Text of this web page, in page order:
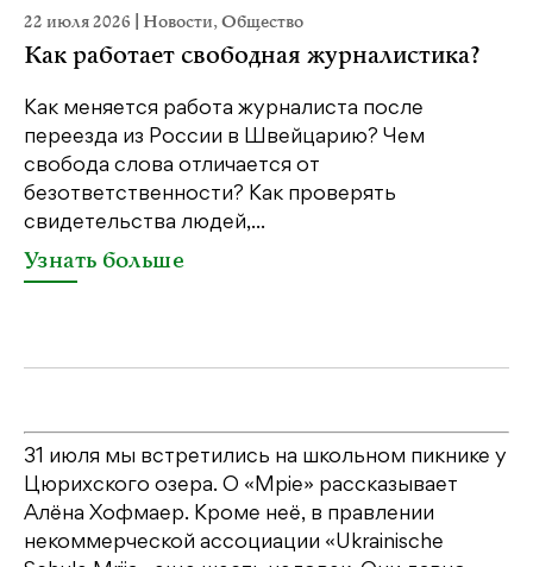
22 июля 2026 Новости,Общество
Как работает свободная журналистика?
Как меняется работа журналиста после
переезда из России в Швейцарию? Чем
свобода слова отличается от
безответственности? Как проверять
свидетельства людей,...
Узнать больше
31 июля мы встретились на школьном пикнике у
Цюрихского озера. О «Мріе» рассказывает
Алёна Хофмаер. Кроме неё, в правлении
некоммерческой ассоциации «Ukrainische